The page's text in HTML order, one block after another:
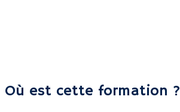
Où est cette formation ?